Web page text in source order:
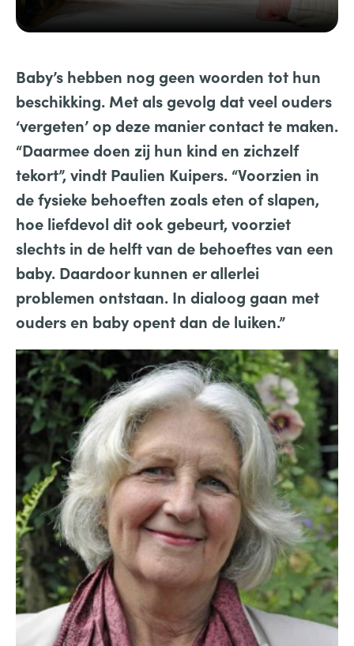
Baby’s hebben nog geen woorden tot hun
beschikking. Met als gevolg dat veel ouders
‘vergeten’ op deze manier contact te maken.
“Daarmee doen zij hun kind en zichzelf
tekort”, vindt Paulien Kuipers. “Voorzien in
de fysieke behoeften zoals eten of slapen,
hoe liefdevol dit ook gebeurt, voorziet
slechts in de helft van de behoeftes van een
baby. Daardoor kunnen er allerlei
problemen ontstaan. In dialoog gaan met
ouders en baby opent dan de luiken.”